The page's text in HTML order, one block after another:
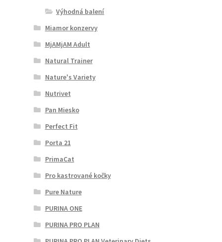
Výhodná balení
Miamor konzervy
MjAMjAM Adult
Natural Trainer
Nature's Variety
Nutrivet
Pan Miesko
Perfect Fit
Porta 21
PrimaCat
Pro kastrované kočky
Pure Nature
PURINA ONE
PURINA PRO PLAN